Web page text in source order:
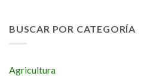
BUSCAR POR CATEGORÍA
Agricultura